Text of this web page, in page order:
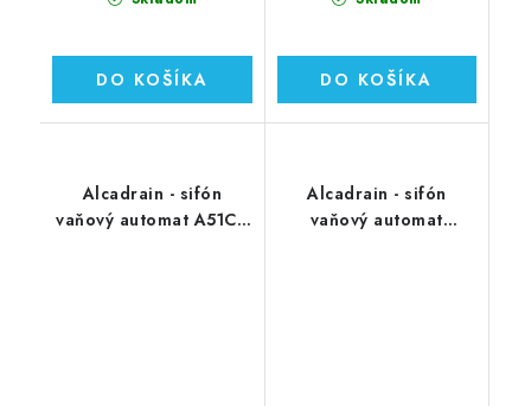
DO KOŠÍKA DO KOŠÍKA
Alcadrain - sifón
vaňový automat A51CR
Alcadrain - sifón
vaňový automat